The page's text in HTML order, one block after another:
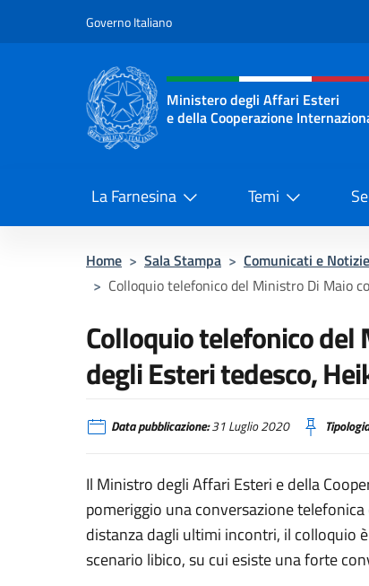
Governo Italiano
Intestazione sito, social
Ministero degli Affari Esteri
e della Cooperazione
La Farnesina Temi
Home > Sala Stampa > Comunicati e Notizie
> Colloquio telefonico del Ministro Di Maio
Colloquio telefonico
degli Esteri tedesco,
Data pubblicazione:31 Luglio 2020
Il Ministro degli Affari Esteri e della
pomeriggio una conversazione
distanza dagli ultimi incontri, il colloquio
scenario libico, su cui esiste una forte